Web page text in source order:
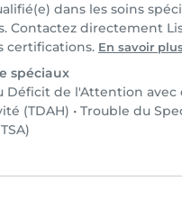
dans les soins
Contactez directement
certifications. En savoir
spéciaux
Déficit de l'Attention avec
(TDAH) • Trouble du